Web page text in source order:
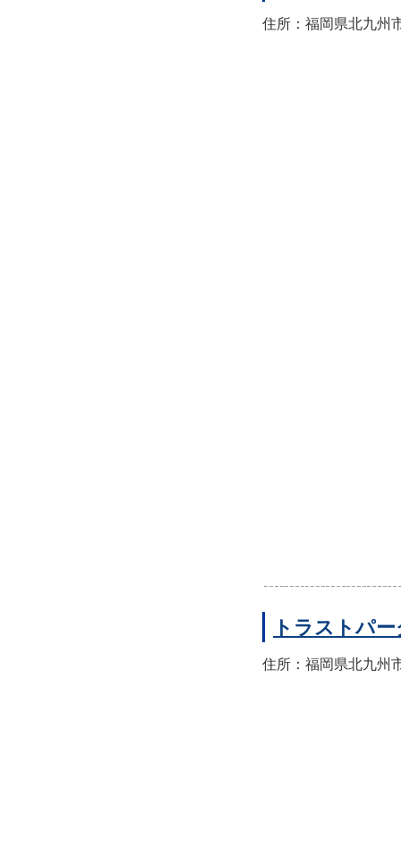
住所：福岡県北九州
トラストパ
住所：福岡県北九州